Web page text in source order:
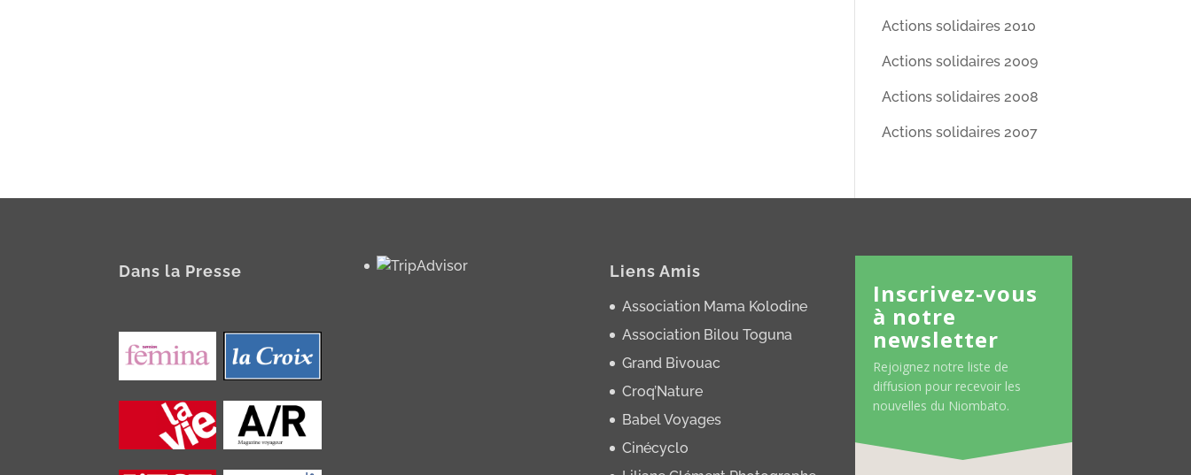
Actions solidaires 2010
Actions solidaires 2009
Actions solidaires 2008
Actions solidaires 2007
Dans la Presse Liens Amis
Association Mama Kolodine
Association Bilou Toguna
Grand Bivouac
Croq’Nature
Babel Voyages
Cinécyclo
Inscrivez-vous
à notre
newsletter
Rejoignez notre liste de
diffusion pour recevoir les
nouvelles du Niombato.